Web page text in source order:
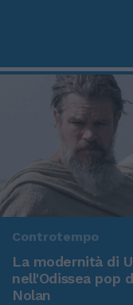
Controtempo
La modernità di
nell'Odissea pop
Nolan